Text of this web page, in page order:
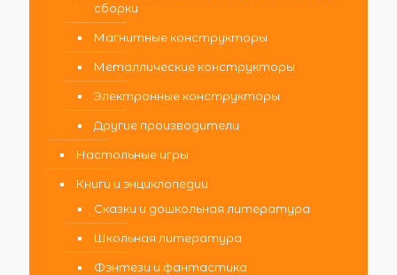
сборки
Магнитные конструкторы
Металлические конструкторы
Электронные конструкторы
Другие производители
Настольные игры
Книги и энциклопедии
Сказки и дошкольная литература
Школьная литература
Фэнтези и фантастика